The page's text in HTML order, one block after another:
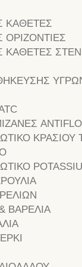
ΚΑΘΕΤΕΣ
ΟΡΙΖΟΝΤΙΕΣ
ΚΑΘΕΤΕΣ
ΚΡΑΣΙΟΥ
ΒΑΡΕΛΙΑ